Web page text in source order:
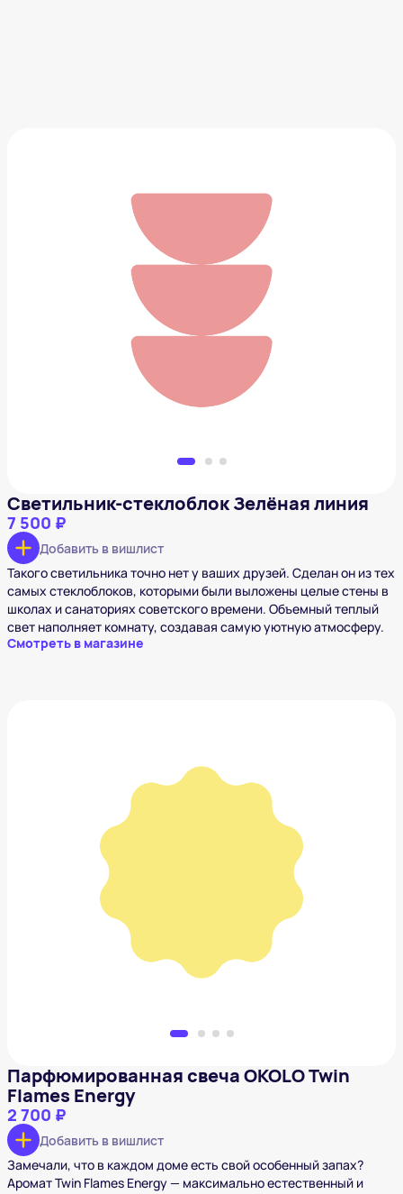
Светильник-стеклоблок Зелёная линия
Светильник-стеклоблок Зелёная линия
7 500 ₽
Добавить в вишлист
Такого светильника точно нет у ваших друзей. Сделан он из тех
самых стеклоблоков, которыми были выложены целые стены в
школах и санаториях советского времени. Объемный теплый
свет наполняет комнату, создавая самую уютную атмосферу.
Смотреть в магазине
Парфюмированная свеча OKOLO Twin Flames
Парфюмированная свеча OKOLO Twin
Flames Energy
2 700 ₽
Добавить в вишлист
Замечали, что в каждом доме есть свой особенный запах?
Аромат Twin Flames Energy — максимально естественный и